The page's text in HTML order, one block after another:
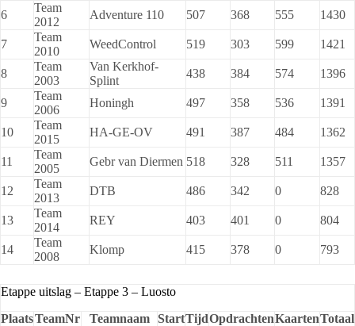
6
Team
2012
Adventure 110 507 368 555 1430
7
Team
2010
WeedControl 519 303 599 1421
8
Team
2003
Van Kerkhof-
Splint
438 384 574 1396
9
Team
2006
Honingh 497 358 536 1391
10
Team
2015
HA-GE-OV 491 387 484 1362
11
Team
2005
Gebr van Diermen 518 328 511 1357
12
Team
2013
DTB 486 342 0 828
13
Team
2014
REY 403 401 0 804
14
Team
2008
Klomp 415 378 0 793
Etappe uitslag – Etappe 3 – Luosto
PlaatsTeamNr Teamnaam StartTijdOpdrachtenKaartenTotaal